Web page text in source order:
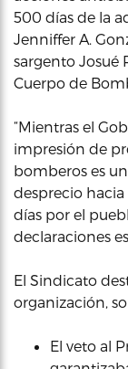
500 días de la
Jenniffer A.
sargento Josué
Cuerpo de
“Mientras el
impresión de
bomberos es
desprecio hacia
días por el
declaraciones
El Sindicato
organización,
El veto al